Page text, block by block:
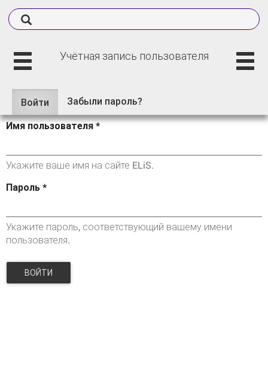
Учётная запись пользователя
Главные вкладки
Войти (активная
вкладка)
Забыли пароль?
Имя пользователя *
Укажите ваше имя на сайте ELiS.
Пароль *
Укажите пароль, соответствующий вашему имени
пользователя.
ВОЙТИ